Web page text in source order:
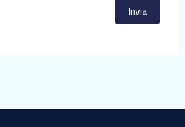
Invia